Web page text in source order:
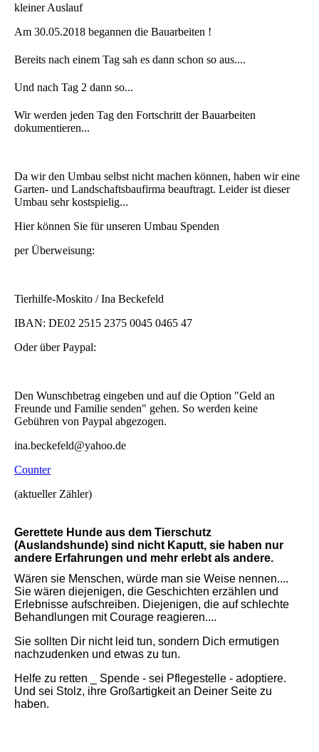
kleiner Auslauf
Am 30.05.2018 begannen die Bauarbeiten !
Bereits nach einem Tag sah es dann schon so aus....
Und nach Tag 2 dann so...
Wir werden jeden Tag den Fortschritt der Bauarbeiten
dokumentieren...
Da wir den Umbau selbst nicht machen können, haben wir eine
Garten- und Landschaftsbaufirma beauftragt. Leider ist dieser
Umbau sehr kostspielig...
Hier können Sie für unseren Umbau Spenden
per Überweisung:
Tierhilfe-Moskito / Ina Beckefeld
IBAN: DE02 2515 2375 0045 0465 47
Oder über Paypal:
Den Wunschbetrag eingeben und auf die Option "Geld an
Freunde und Familie senden" gehen. So werden keine
Gebühren von Paypal abgezogen.
ina.beckefeld@yahoo.de
Counter
(aktueller Zähler)
Gerettete Hunde aus dem Tierschutz
(Auslandshunde) sind nicht Kaputt, sie haben nur
andere Erfahrungen und mehr erlebt als andere.
Wären sie Menschen, würde man sie Weise nennen....
Sie wären diejenigen, die Geschichten erzählen und
Erlebnisse aufschreiben. Diejenigen, die auf schlechte
Behandlungen mit Courage reagieren....
Sie sollten Dir nicht leid tun, sondern Dich ermutigen
nachzudenken und etwas zu tun.
Helfe zu retten _ Spende - sei Pflegestelle - adoptiere.
Und sei Stolz, ihre Großartigkeit an Deiner Seite zu
haben.